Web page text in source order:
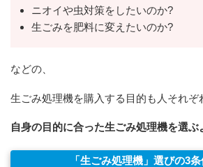
ニオイや虫対策をしたいのか?
生ごみを肥料に変えたいのか?
などの、
生ごみ処理機を購入する目的も人それぞ
自身の目的に合った生ごみ処理機を選ぶ
「生ごみ処理機」選びの3